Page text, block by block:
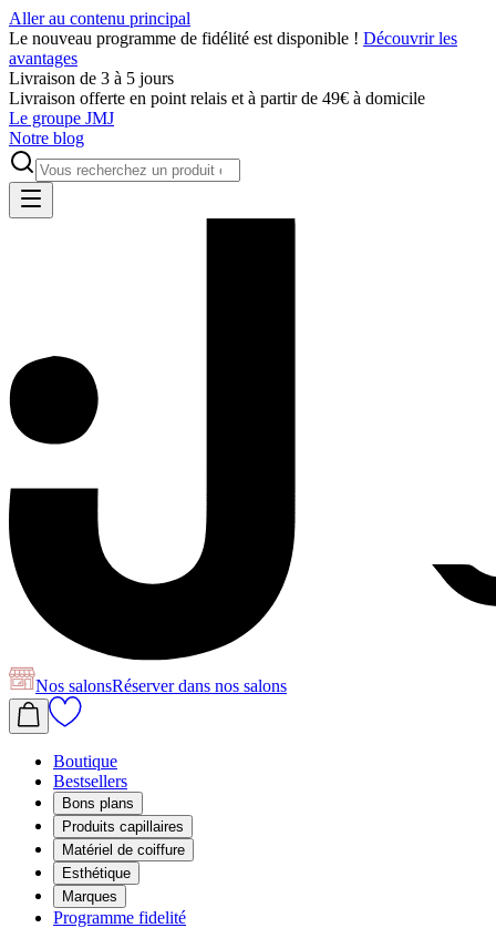
Aller au contenu principal
Le nouveau programme de fidélité est disponible ! Découvrir les
avantages
Livraison de 3 à 5 jours
Livraison offerte en point relais et à partir de 49€ à domicile
Le groupe JMJ
Notre blog
Nos salonsRéserverdans nos salons
Boutique
Bestsellers
Bons plans
Produits capillaires
Matériel de coiffure
Esthétique
Marques
Programme fidelité